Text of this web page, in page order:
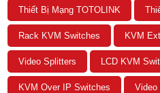
Thiết Bị Mạng TOTOLINK
Rack KVM Switches KVM
Video Splitters LCD KVM
KVM Over IP Switches